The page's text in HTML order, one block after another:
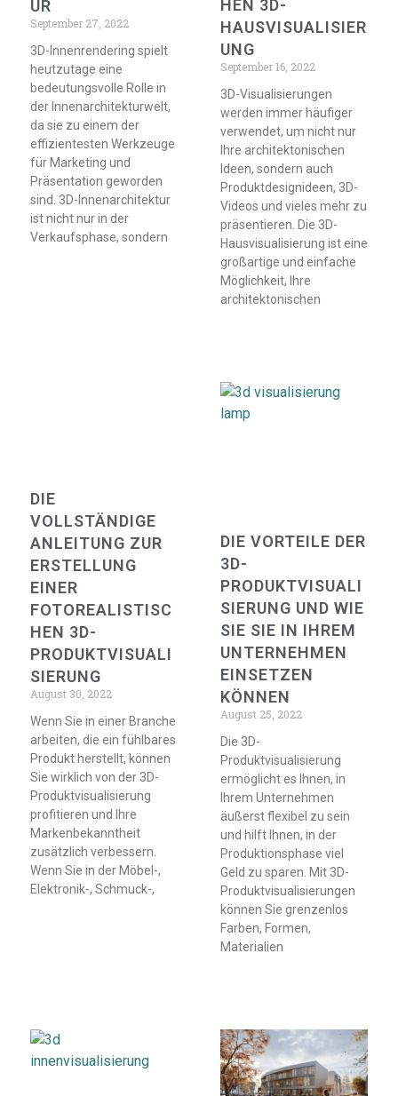
UR
September 27, 2022
3D-Innenrendering spielt
heutzutage eine
bedeutungsvolle Rolle in
der Innenarchitekturwelt,
da sie zu einem der
effizientesten Werkzeuge
für Marketing und
Präsentation geworden
sind. 3D-Innenarchitektur
ist nicht nur in der
Verkaufsphase, sondern
HEN 3D-
HAUSVISUALISIER
UNG
September 16, 2022
3D-Visualisierungen
werden immer häufiger
verwendet, um nicht nur
Ihre architektonischen
Ideen, sondern auch
Produktdesignideen, 3D-
Videos und vieles mehr zu
präsentieren. Die 3D-
Hausvisualisierung ist eine
großartige und einfache
Möglichkeit, Ihre
architektonischen
DIE
VOLLSTÄNDIGE
ANLEITUNG ZUR
ERSTELLUNG
EINER
FOTOREALISTISC
HEN 3D-
PRODUKTVISUALI
SIERUNG
August 30, 2022
Wenn Sie in einer Branche
arbeiten, die ein fühlbares
Produkt herstellt, können
Sie wirklich von der 3D-
Produktvisualisierung
profitieren und Ihre
Markenbekanntheit
zusätzlich verbessern.
Wenn Sie in der Möbel-,
Elektronik-, Schmuck-,
DIE VORTEILE DER
3D-
PRODUKTVISUALI
SIERUNG UND WIE
SIE SIE IN IHREM
UNTERNEHMEN
EINSETZEN
KÖNNEN
August 25, 2022
Die 3D-
Produktvisualisierung
ermöglicht es Ihnen, in
Ihrem Unternehmen
äußerst flexibel zu sein
und hilft Ihnen, in der
Produktionsphase viel
Geld zu sparen. Mit 3D-
Produktvisualisierungen
können Sie grenzenlos
Farben, Formen,
Materialien